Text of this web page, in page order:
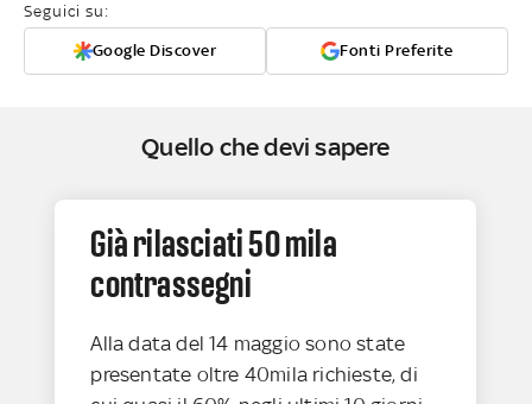
Seguici su:
Google Discover Fonti Preferite
Quello che devi sapere
Già rilasciati 50 mila
contrassegni
Alla data del 14 maggio sono state
presentate oltre 40mila richieste, di